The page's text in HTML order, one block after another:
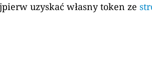
uzyskać własny token ze